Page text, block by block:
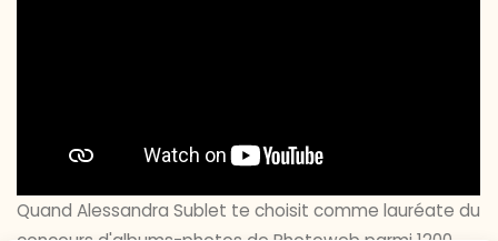
Quand Alessandra Sublet te choisit comme lauréate du